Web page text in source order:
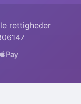
rettigheder